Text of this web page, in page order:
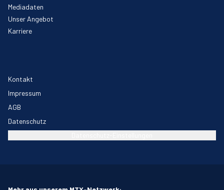
Mediadaten
Unser Angebot
Karriere
Kontakt
Impressum
AGB
Datenschutz